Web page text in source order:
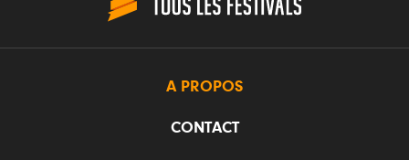
A PROPOS
CONTACT